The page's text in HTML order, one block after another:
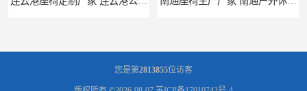
您是第2813855位访客